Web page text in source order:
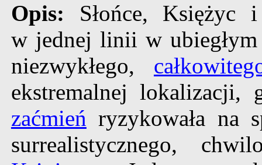
Opis: Słońce, Księżyc
w jednej linii w
niezwykłego,
ekstremalnej lokalizacji,
zaćmień ryzykowała na
surrealistycznego,